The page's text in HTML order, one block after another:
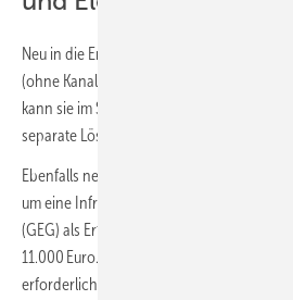
Neu in die Erhebung aufgenommen wurde
(ohne Kanalsystem) mit einem Preis von
kann sie im Sommer zusätzlich auch
separate Lösung für die
Ebenfalls neu ist die Elektro-Direktheizung,
um eine Infrarot-Heizung handelt. Sie wird
(GEG) als Erfüllungsoption anerkannt und
11.000 Euro. Auch hier ist eine zusätzliche
erforderlich.